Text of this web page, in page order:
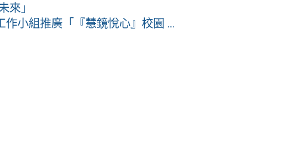
來」
小組推廣「『慧鏡悅心』校園 ...